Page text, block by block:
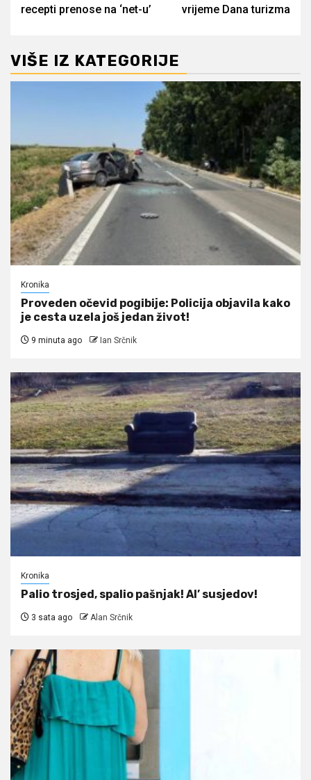
recepti prenose na ‘net-u’
vrijeme Dana turizma
VIŠE IZ KATEGORIJE
Kronika
Proveden očevid pogibije: Policija objavila kako
je cesta uzela još jedan život!
9 minuta ago Ian Srčnik
Kronika
Palio trosjed, spalio pašnjak! Al’ susjedov!
3 sata ago Alan Srčnik